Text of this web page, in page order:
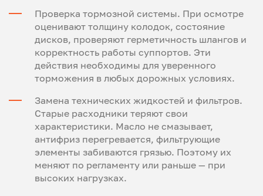
Проверка тормозной системы. При осмотре
оценивают толщину колодок, состояние
дисков, проверяют герметичность шлангов и
корректность работы суппортов. Эти
действия необходимы для уверенного
торможения в любых дорожных условиях.
Замена технических жидкостей и фильтров.
Старые расходники теряют свои
характеристики. Масло не смазывает,
антифриз перегревается, фильтрующие
элементы забиваются грязью. Поэтому их
меняют по регламенту или раньше — при
высоких нагрузках.